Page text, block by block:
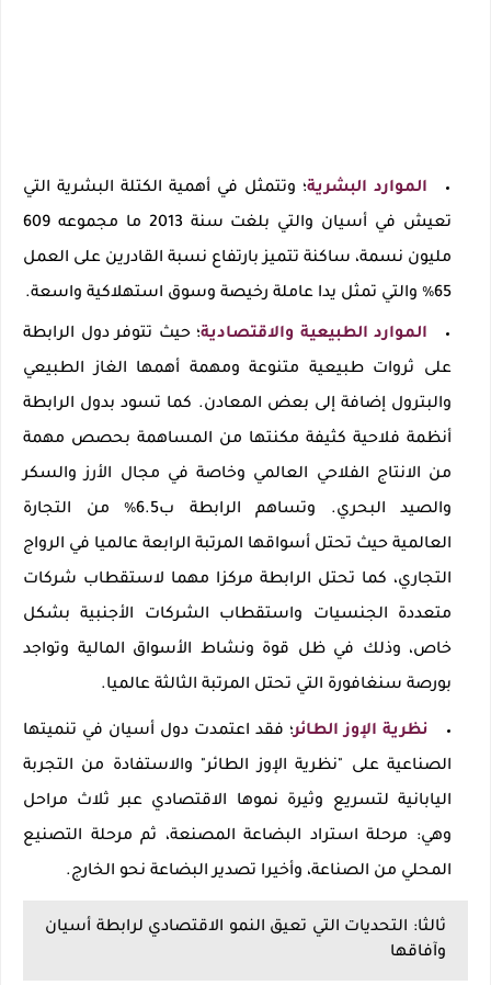
الموارد البشرية؛ وتتمثل في أهمية الكتلة البشرية التي
تعيش في أسيان والتي بلغت سنة 2013 ما مجموعه 609
مليون نسمة، ساكنة تتميز بارتفاع نسبة القادرين على العمل
65٪ والتي تمثل يدا عاملة رخيصة وسوق استهلاكية واسعة.
الموارد الطبيعية والاقتصادية؛ حيث تتوفر دول الرابطة
على ثروات طبيعية متنوعة ومهمة أهمها الغاز الطبيعي
والبترول إضافة إلى بعض المعادن. كما تسود بدول الرابطة
أنظمة فلاحية كثيفة مكنتها من المساهمة بحصص مهمة
من الانتاج الفلاحي العالمي وخاصة في مجال الأرز والسكر
والصيد البحري.
وتساهم الرابطة ب6.5٪ من التجارة
العالمية حيث تحتل أسواقها المرتبة الرابعة عالميا في الرواج
التجاري، كما تحتل الرابطة مركزا مهما لاستقطاب شركات
متعددة الجنسيات واستقطاب الشركات الأجنبية بشكل
خاص، وذلك في ظل قوة ونشاط الأسواق المالية وتواجد
بورصة سنغافورة التي تحتل المرتبة الثالثة عالميا.
نظرية الإوز الطائر؛ فقد اعتمدت دول أسيان في تنميتها
الصناعية على "نظرية الإوز الطائر" والاستفادة من التجربة
اليابانية لتسريع وثيرة نموها الاقتصادي عبر ثلاث مراحل
وهي: مرحلة استراد البضاعة المصنعة، ثم مرحلة التصنيع
المحلي من الصناعة، وأخيرا تصدير البضاعة نحو الخارج.
ثالثا: التحديات التي تعيق النمو الاقتصادي لرابطة أسيان
وآفاقها